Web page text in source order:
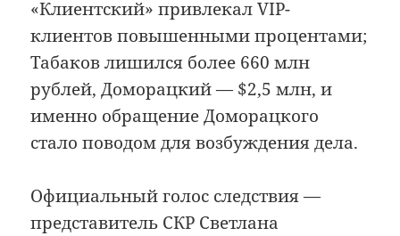
«Клиентский» привлекал VIP-
клиентов повышенными процентами;
Табаков лишился более 660 млн
рублей, Доморацкий — $2,5 млн, и
именно обращение Доморацкого
стало поводом для возбуждения дела.
Официальный голос следствия —
представитель СКР Светлана